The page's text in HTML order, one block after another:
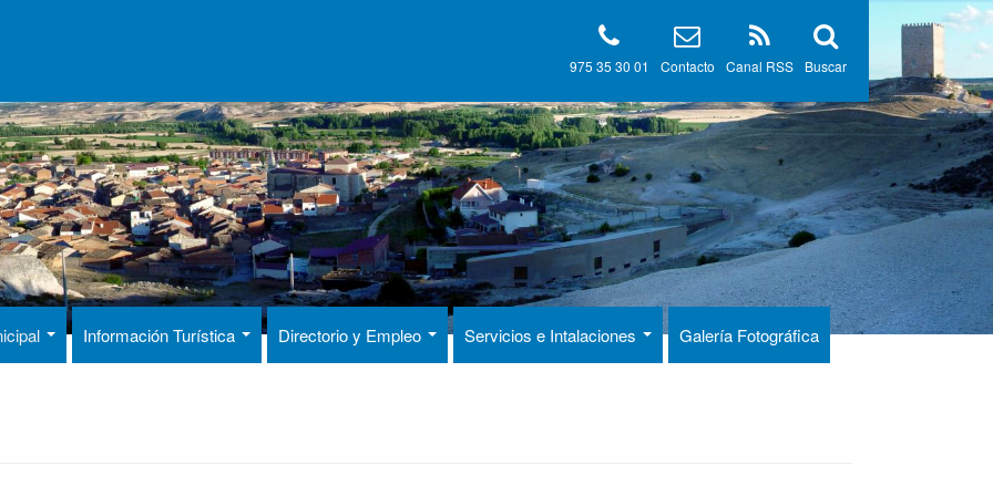
Buscar
Canal RSS
Contacto
975 35 30 01
Información Turística Directorio y Empleo Servicios e Intalaciones Galería Fotográfica